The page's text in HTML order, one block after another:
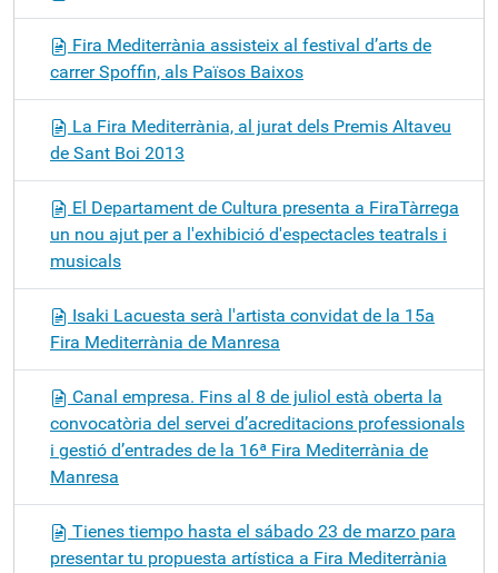
Fira Mediterrània assisteix al festival d’arts de
carrer Spoffin, als Països Baixos
La Fira Mediterrània, al jurat dels Premis Altaveu
de Sant Boi 2013
El Departament de Cultura presenta a FiraTàrrega
un nou ajut per a l'exhibició d'espectacles teatrals i
musicals
Isaki Lacuesta serà l'artista convidat de la 15a
Fira Mediterrània de Manresa
Canal empresa. Fins al 8 de juliol està oberta la
convocatòria del servei d’acreditacions professionals
i gestió d’entrades de la 16ª Fira Mediterrània de
Manresa
Tienes tiempo hasta el sábado 23 de marzo para
presentar tu propuesta artística a Fira Mediterrània